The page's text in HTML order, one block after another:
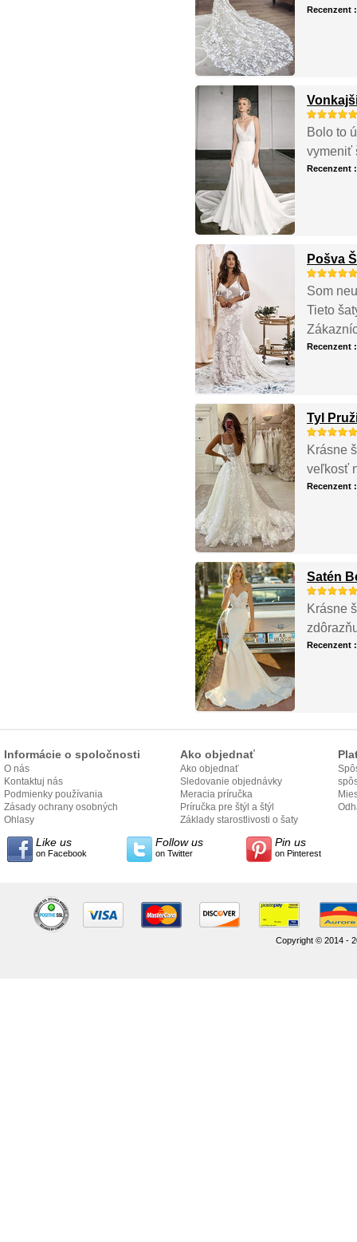
Recenzent
Bolo to
vymeniť
Recenzent
Pošva
Som
Tieto
Recenzent
Tyl
Krásne
veľkosť
Recenzent
Satén
Krásne
Recenzent
Informácie o spoločnosti
O nás
Kontaktuj nás
Podmienky používania
Zásady ochrany osobných
údajov
Ohlasy
Ako objednať
Ako objednať
Sledovanie objednávky
Meracia príručka
Príručka pre štýl a štýl
Základy starostlivosti o šaty
Like us
on Facebook
Follow us
on Twitter
Pin us
on Pinterest
Copyright © 2014 -